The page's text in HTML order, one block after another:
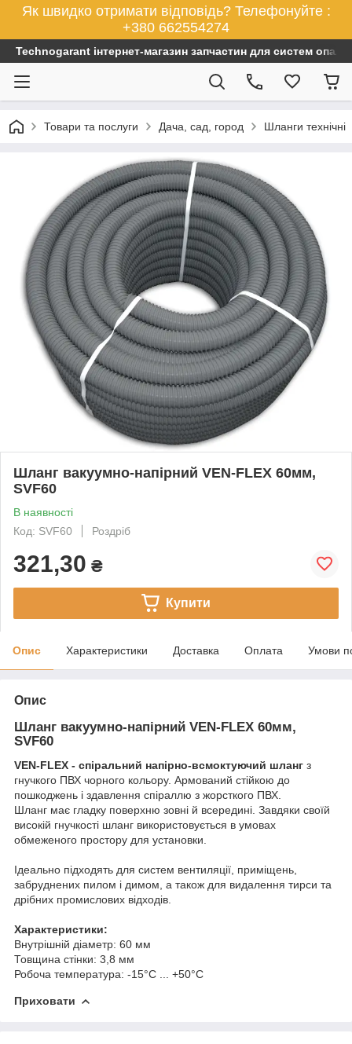
Як швидко отримати відповідь? Телефонуйте :
+380 662554274
Technogarant інтернет-магазин запчастин для систем
Товари та послуги Дача, сад, город Шланги технічні
Шланг вакуумно-напірний VEN-FLEX 60мм,
SVF60
В наявності
Код: SVF60
Роздріб
321,30 ₴
Купити
Опис Характеристики Доставка Оплата Умови
Опис
Шланг вакуумно-напірний VEN-FLEX 60мм,
SVF60
VEN-FLEX - спіральний напірно-всмоктуючий шланг з
гнучкого ПВХ чорного кольору. Армований стійкою до
пошкоджень і здавлення спіраллю з жорсткого ПВХ.
Шланг має гладку поверхню зовні й всередині. Завдяки своїй
високій гнучкості шланг використовується в умовах
обмеженого простору для установки.
Ідеально підходять для систем вентиляції, приміщень,
забруднених пилом і димом, а також для видалення тирси та
дрібних промислових відходів.
Характеристики:
Внутрішній діаметр: 60 мм
Товщина стінки: 3,8 мм
Робоча температура: -15°C ... +50°C
Приховати